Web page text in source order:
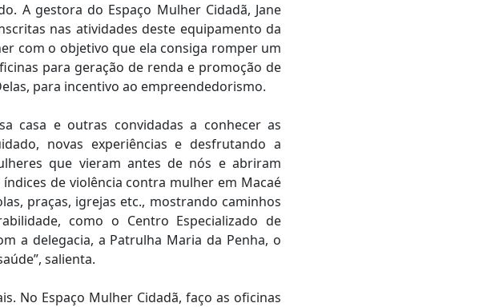
A gestora do Espaço Mulher Cidadã, Jane
nas atividades deste equipamento da
com o objetivo que ela consiga romper um
para geração de renda e promoção de
para incentivo ao empreendedorismo.
casa e outras convidadas a conhecer as
novas experiências e desfrutando a
que vieram antes de nós e abriram
de violência contra mulher em Macaé
praças, igrejas etc., mostrando caminhos
como o Centro Especializado de
a delegacia, a Patrulha Maria da Penha, o
salienta.
No Espaço Mulher Cidadã, faço as oficinas